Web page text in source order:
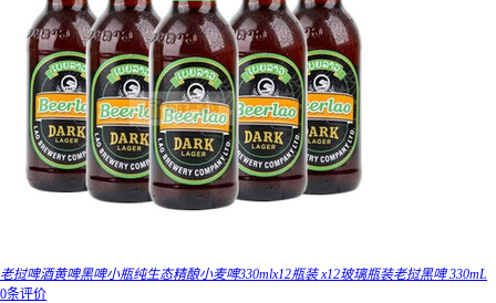
老挝啤酒黄啤黑啤小瓶纯生态精酿小麦啤330mlx12瓶装 x12玻璃瓶装老挝黑啤 330mL
0条评价